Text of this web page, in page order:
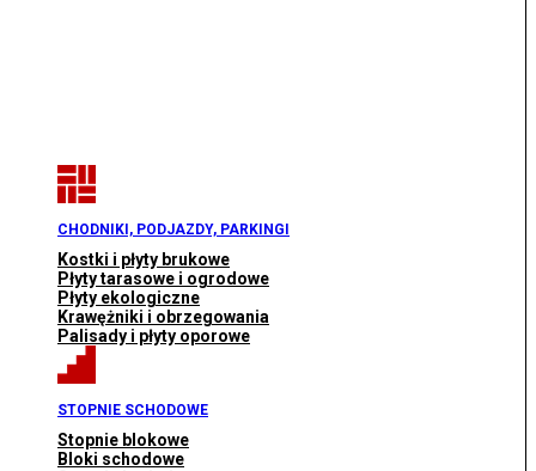
CHODNIKI, PODJAZDY, PARKINGI
Kostki i płyty brukowe
Płyty tarasowe i ogrodowe
Płyty ekologiczne
Krawężniki i obrzegowania
Palisady i płyty oporowe
STOPNIE SCHODOWE
Stopnie blokowe
Bloki schodowe